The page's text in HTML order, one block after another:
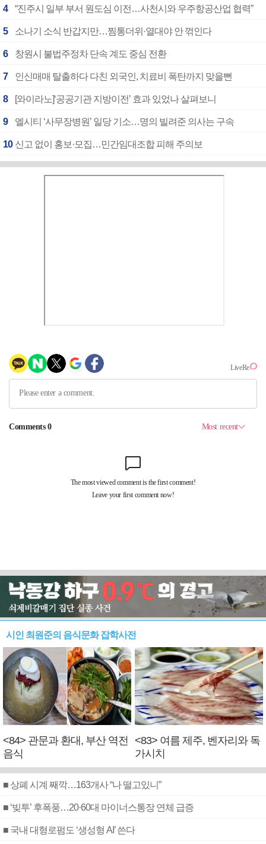
4 “진주시 일부 부서 원도심 이전…사천시와 우주항공산업 협력”
5 소나기 소식 반갑지만…찜통더위·열대야 안 꺾인다
6 창원시 불법주정차 단속 계도 중심 전환
7 인신매매 탈출하다 다친 외국인, 치료비 폭탄까지 맞을뻔
8 [와이라노]‘공공기관 지방이전’ 효과 있었나 살펴보니
9 엘시티 ‘사무장병원’ 일당 기소…명의 빌려준 의사는 구속
10 신고 없이 홍보·모집…민간임대조합 피해 주의보
시인 최원준의 음식문화 잡학사전
<84> 관문과 환대, 부산 역전
음식
<83> 여름 제주, 벤자리와 독
가시치
■ 상폐 시계 째깍…163개사 “나 떨고있니”
■ ‘빚투’ 후폭풍…20·60대 마이너스통장 연체 급증
■ 국내 대형로펌도 ‘생성형 AI’ 쓴다